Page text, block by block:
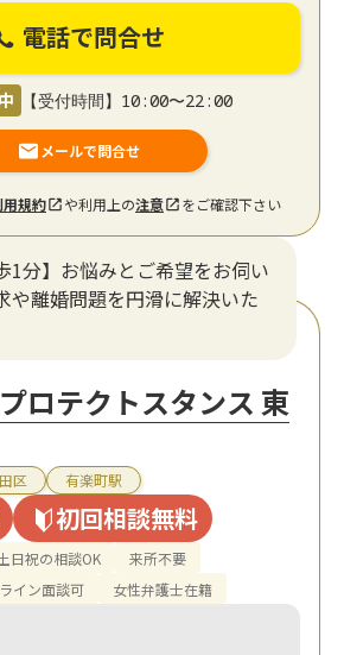
電話で問合せ
【受付時間】10:00〜22:00
メールで問合せ
用規約 や利用上の注意 をご確認下さい
1分】お悩みとご希望をお伺い
や離婚問題を円滑に解決いた
ロテクトスタンス 東
区 有楽町駅
初回相談無料
日祝の相談OK
来所不要
イン面談可 女性弁護士在籍